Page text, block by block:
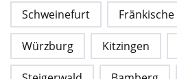
Schweinefurt Fränkische
Würzburg Kitzingen